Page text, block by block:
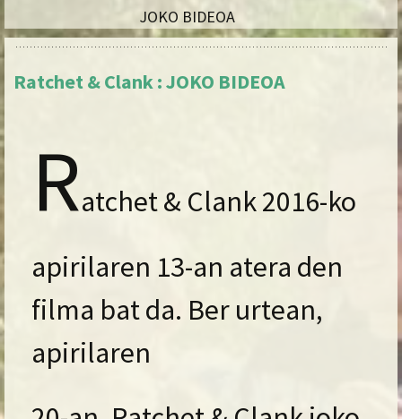
JOKO BIDEOA
Ratchet & Clank : JOKO BIDEOA
Ratchet & Clank 2016-ko
apirilaren 13-an atera den
filma bat da. Ber urtean,
apirilaren